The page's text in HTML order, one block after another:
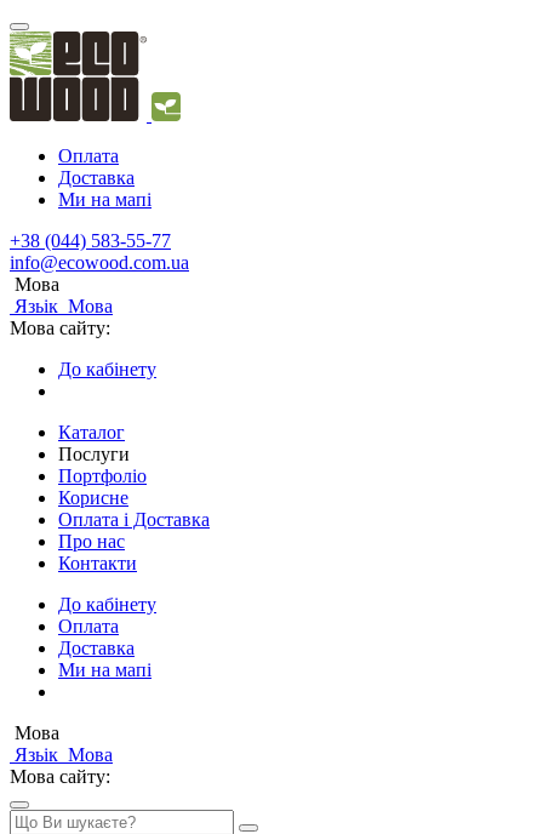
Оплата
Доставка
Ми на мапі
+38 (044) 583-55-77
info@ecowood.com.ua
Мова
Язьік Мова
Мова сайту:
До кабінету
Каталог
Послуги
Портфоліо
Корисне
Оплата і Доставка
Про нас
Контакти
До кабінету
Оплата
Доставка
Ми на мапі
Мова
Язьік Мова
Мова сайту: